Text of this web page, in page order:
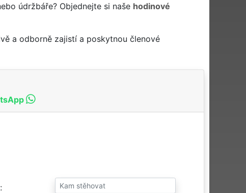
údržbáře? Objednejte si naše hodinové
a odborně zajistí a poskytnou členové